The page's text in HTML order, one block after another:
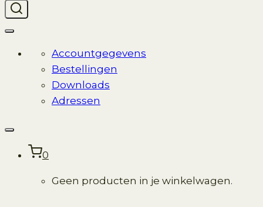
Accountgegevens
Bestellingen
Downloads
Adressen
0
Geen producten in je winkelwagen.